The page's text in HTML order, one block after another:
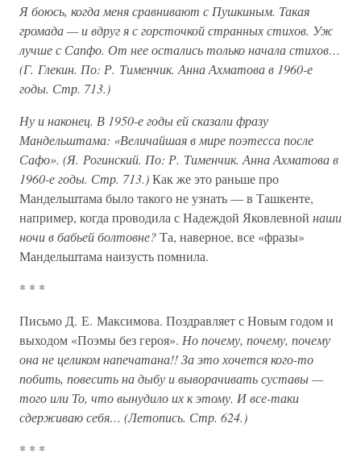
Я боюсь, когда меня сравнивают с Пушкиным. Такая
громада — и вдруг я с горсточкой странных стихов. Уж
лучше с Сапфо. От нее остались только начала стихов…
(Г. Глекин. По: Р. Тименчик. Анна Ахматова в 1960-е
годы. Стр. 713.)
Ну и наконец. В 1950-е годы ей сказали фразу
Мандельштама: «Величайшая в мире поэтесса после
Сафо». (Я. Рогинский. По: Р. Тименчик. Анна Ахматова в
1960-е годы. Стр. 713.)Как же это раньше про
Мандельштама было такого не узнать — в Ташкенте,
например, когда проводила с Надеждой Яковлевной наши
ночи в бабьей болтовне?Та, наверное, все «фразы»
Мандельштама наизусть помнила.
* * *
Письмо Д. Е. Максимова. Поздравляет с Новым годом и
выходом «Поэмы без героя». Но почему, почему, почему
она не целиком напечатана!! За это хочется кого-то
побить, повесить на дыбу и выворачивать суставы —
того или То, что вынудило их к этому. И все-таки
сдерживаю себя… (Летопись. Стр. 624.)
* * *